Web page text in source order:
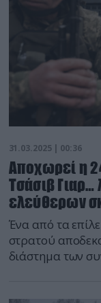
31.03.2025 | 00:36
Αποχωρεί η
Τσάσιβ
ελεύθερων
Ένα από τα
στρατού
διάστημα των